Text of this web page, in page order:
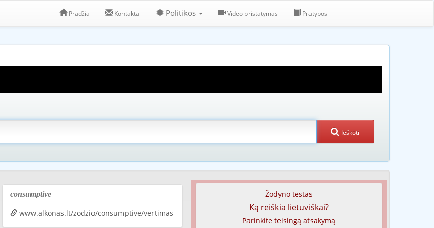
Pradžia Kontaktai Politikos Video pristatymas Pratybos
Ieškoti
consumptive
www.alkonas.lt/zodzio/consumptive/vertimas
Žodyno testas
Ką reiškia lietuviškai?
Parinkite teisingą atsakymą